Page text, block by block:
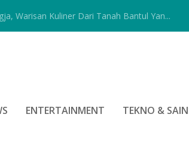
Warisan Kuliner Dari Tanah Bantul Yan...
ENTERTAINMENT TEKNO &